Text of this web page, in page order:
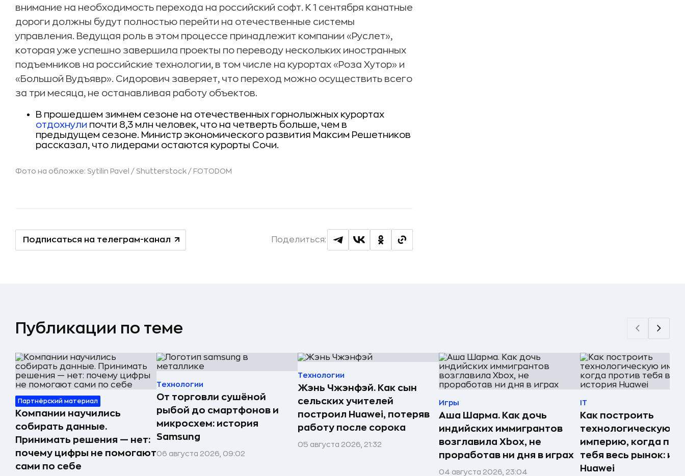
внимание на необходимость перехода на российский софт. К 1 сентября канатные
дороги должны будут полностью перейти на отечественные системы
управления. Ведущая роль в этом процессе принадлежит компании «Руслет»,
которая уже успешно завершила проекты по переводу нескольких иностранных
подъемников на российские технологии, в том числе на курортах «Роза Хутор» и
«Большой Вудъявр». Сидорович заверяет, что переход можно осуществить всего
за три месяца, не останавливая работу объектов.
В прошедшем зимнем сезоне на отечественных горнолыжных курортах
отдохнули почти 8,3 млн человек, что на четверть больше, чем в
предыдущем сезоне. Министр экономического развития Максим Решетников
рассказал, что лидерами остаются курорты Сочи.
Фото на обложке: Sytilin Pavel / Shutterstock / FOTODOM
Подписаться на телеграм-канал Поделиться:
Публикации по теме
Партнёрский материал
Компании научились
собирать данные.
Принимать решения — нет:
почему цифры не помогают
сами по себе
Технологии
От торговли сушёной
рыбой до смартфонов и
микросхем: история
Samsung
06 августа 2026, 09:02
Технологии
Жэнь Чжэнфэй. Как сын
сельских учителей
построил Huawei, потеряв
работу после сорока
05 августа 2026, 21:32
Игры
Аша Шарма. Как дочь
индийских иммигрантов
возглавила Xbox, не
проработав ни дня в играх
04 августа 2026, 23:04
IT
Как построить
технологическую
империю, когда
тебя весь рынок:
Huawei